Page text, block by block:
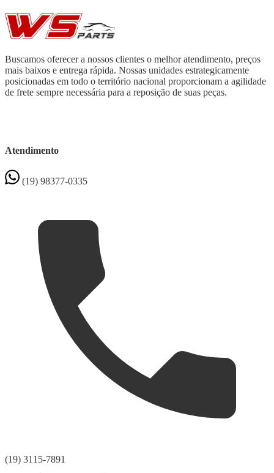
Buscamos oferecer a nossos clientes o melhor atendimento, preços
mais baixos e entrega rápida. Nossas unidades estrategicamente
posicionadas em todo o território nacional proporcionam a agilidade
de frete sempre necessária para a reposição de suas peças.
Atendimento
(19) 98377-0335
(19) 3115-7891